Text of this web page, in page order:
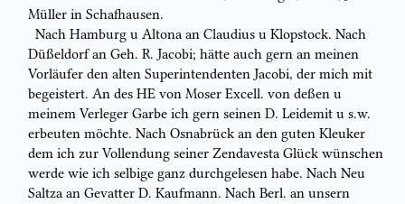
Müller in Schafhausen.
Nach Hamburgu Altonaan Claudiusu Klopstock. Nach
Düßeldorf an Geh. R. Jacobi; hätte auch gern an meinen
Vorläufer den alten Superintendenten Jacobi, der mich mit
begeistert. An des HE von Moser Excell. von deßen u
meinem Verleger Garbe ich gern seinen D. Leidemit u s.w.
erbeuten möchte. Nach Osnabrück an den guten Kleuker
dem ich zur Vollendung seiner Zendavesta Glück wünschen
werde wie ich selbige ganz durchgelesen habe. Nach Neu
Saltza an Gevatter D. Kaufmann. Nach Berl. an unsern